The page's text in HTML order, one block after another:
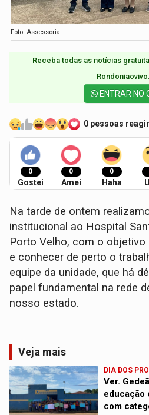
Foto: Assessoria
Receba todas as notícias
ENTRAR NO
0 pessoas
0
Gostei
0
Amei
0
Haha
Na tarde de ontem
institucional ao Hospital
Porto Velho, com o
e conhecer de perto o
equipe da unidade, que há
papel fundamental na rede
nosso estado.
Veja mais
DIA DOS
Ver.
educação
com